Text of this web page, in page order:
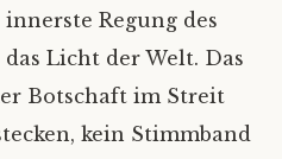
Regung des
Licht der Welt. Das
Botschaft im Streit
kein Stimmband